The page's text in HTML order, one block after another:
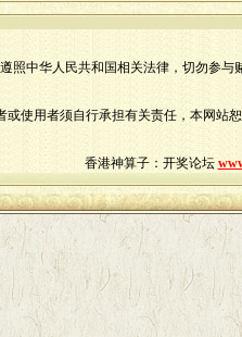
照中华人民共和国相关法律，切勿参
或使用者须自行承担有关责任，本网站
香港神算子：开奖论坛